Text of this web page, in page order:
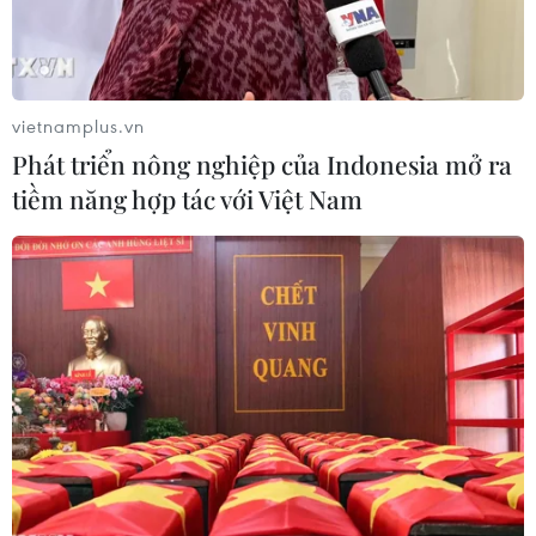
tương tác và các liên hệ đáng tin cậy với các đối
tác công nghệ./.
(TTXVN/Vietnam+)
vietnamplus.vn
Phát triển nông nghiệp của Indonesia mở ra
tiềm năng hợp tác với Việt Nam